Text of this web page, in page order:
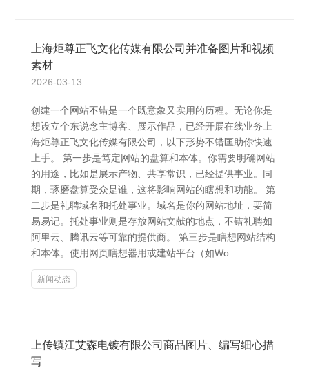
上海炬尊正飞文化传媒有限公司并准备图片和视频
素材
2026-03-13
创建一个网站不错是一个既意象又实用的历程。无论你是
想设立个东说念主博客、展示作品，已经开展在线业务上
海炬尊正飞文化传媒有限公司，以下形势不错匡助你快速
上手。 第一步是笃定网站的盘算和本体。你需要明确网站
的用途，比如是展示产物、共享常识，已经提供事业。同
期，琢磨盘算受众是谁，这将影响网站的瞎想和功能。 第
二步是礼聘域名和托处事业。域名是你的网站地址，要简
易易记。托处事业则是存放网站文献的地点，不错礼聘如
阿里云、腾讯云等可靠的提供商。 第三步是瞎想网站结构
和本体。使用网页瞎想器用或建站平台（如Wo
新闻动态
上传镇江艾森电镀有限公司商品图片、编写细心描
写